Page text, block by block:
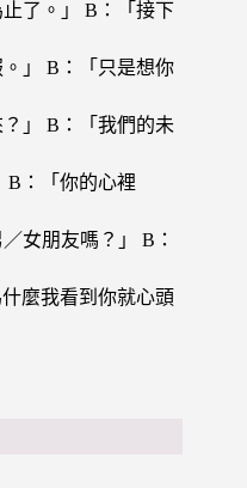
了。」 B：「接下
」 B：「只是想你
」 B：「我們的未
B：「你的心裡
女朋友嗎？」 B：
麼我看到你就心頭